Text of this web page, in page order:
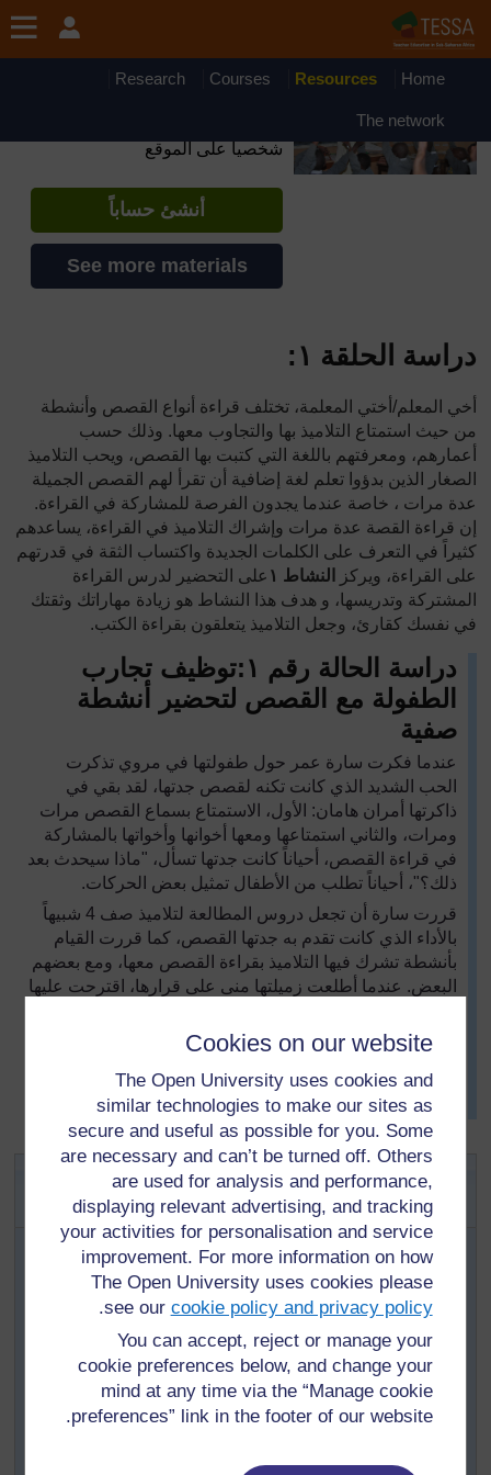
Cookies on our website
The Open University uses cookies and
similar technologies to make our sites as
secure and useful as possible for you. Some
are necessary and can’t be turned off. Others
are used for analysis and performance,
displaying relevant advertising, and tracking
your activities for personalisation and service
improvement. For more information on how
The Open University uses cookies please
see our cookie policy and privacy policy
.
You can accept, reject or manage your
cookie preferences below, and change your
mind at any time via the “Manage cookie
preferences” link in the footer of our website.
تجاوز إلى المحتوى الرئيسي
OpenLearn Create will be unavailable on Wednesday 12
August 2026 from 8am to 10.30am (GMT) due to routine
Home
Resources
Courses
Research
The network
شخصياً على الموقع
أنشئ حساباً
See more materials
دراسة الحلقة ١ :
أخي المعلم/أختي المعلمة، تختلف قراءة أنواع القصص وأنشطة
من حيث استمتاع التلاميذ بها والتجاوب معها. وذلك حسب
أعمارهم، ومعرفتهم باللغة التي كتبت بها القصص، ويحب التلاميذ
الصغار الذين بدؤوا تعلم لغة إضافية أن تقرأ لهم القصص الجميلة
عدة مرات ، خاصة عندما يجدون الفرصة للمشاركة في القراءة.
إن قراءة القصة عدة مرات وإشراك التلاميذ في القراءة، يساعدهم
كثيراً في التعرف على الكلمات الجديدة واكتساب الثقة في قدرتهم
على القراءة، ويركز
النشاط ١ على التحضير لدرس القراءة
المشتركة وتدريسها، و هدف هذا النشاط هو زيادة مهاراتك وثقتك
في نفسك كقارئ، وجعل التلاميذ يتعلقون بقراءة الكتب.
دراسة الحالة رقم ١ :توظيف تجارب
الطفولة مع القصص لتحضير أنشطة
صفية
عندما فكرت سارة عمر حول طفولتها في مروي تذكرت
الحب الشديد الذي كانت تكنه لقصص جدتها، لقد بقي في
ذاكرتها أمران هامان: الأول، الاستمتاع بسماع القصص مرات
ومرات، والثاني استمتاعها ومعها أخوانها وأخواتها بالمشاركة
في قراءة القصص، أحياناً كانت جدتها تسأل، "ماذا سيحدث بعد
ذلك؟"، أحياناً تطلب من الأطفال تمثيل بعض الحركات.
قررت سارة أن تجعل دروس المطالعة لتلاميذ صف 4 شبيهاً
بالأداء الذي كانت تقدم به جدتها القصص، كما قررت القيام
بأنشطة تشرك فيها التلاميذ بقراءة القصص معها، ومع بعضهم
البعض. عندما أطلعت زميلتها منى على قرارها، اقترحت عليها
لبعضهما البعض، وللتفكير حول الأفكار التي يشركان بها
التحضير ساعدهما ليكونا أكثر ثقة في العمل بالصف (أنظرإلى
المصدر١: التحضير للقراءة المشتركة).
نشاط رقم١: الاستمتاع بقراءة كتاب قصة
بالمشاركة
إقرأ المصدر١: التحضير للقراءة المشتركة ثم تابع الخطوات.
حضر واجبات أخرى ليؤديها التلاميذ أثناء قيامك بالقراءة
المشتركة مع مجموعة من
إلى
عند القراءة، أطلع التلاميذ على الرسومات وأسألهم حولها،
وظف صوتك وحركاتك لجذب التلاميذ.
اطلب من التلاميذ المشاركة في القراءة بتكرار كلمات وجمل
في النهاية، ناقش القصة مع تلاميذك (أنظر إلى المصدر